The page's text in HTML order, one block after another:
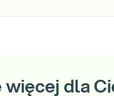
więcej dla